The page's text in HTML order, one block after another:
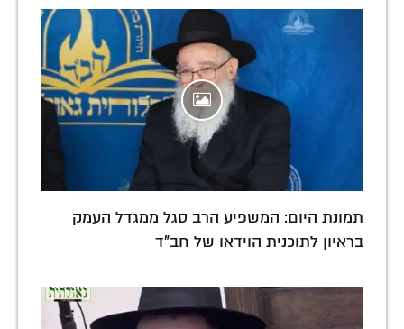
תמונת היום: המשפיע הרב סגל ממגדל העמק
בראיון לתוכנית הוידאו של חב"ד